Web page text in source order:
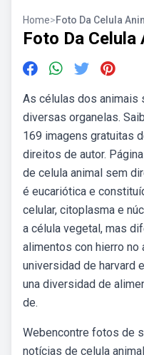
Home>Foto Da Celula
Foto Da Celula
As células dos animais
diversas organelas.
169 imagens gratuitas
direitos de autor.
de celula animal sem
é eucariótica e
celular, citoplasma e
a célula vegetal, mas
alimentos con hierro no
universidad de harvard
una diversidad de
de.
Webencontre fotos de
notícias de celula